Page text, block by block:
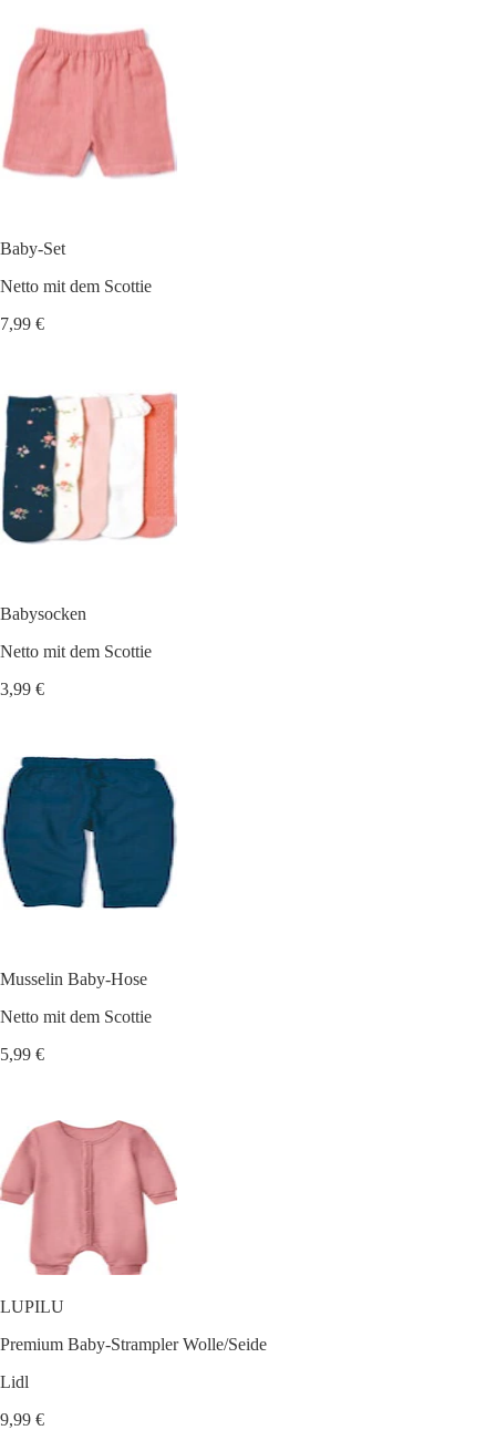
Baby-Set
Netto mit dem Scottie
7,99 €
Babysocken
Netto mit dem Scottie
3,99 €
Musselin Baby-Hose
Netto mit dem Scottie
5,99 €
LUPILU
Premium Baby-Strampler Wolle/Seide
Lidl
9,99 €